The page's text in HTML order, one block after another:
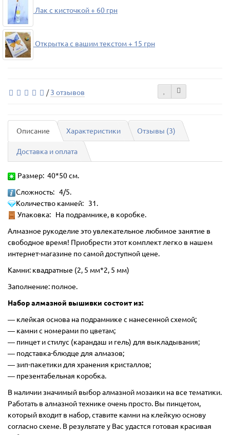
Лак с кисточкой + 60 грн
Открытка с вашим текстом + 15 грн
/3 отзывов
Описание Характеристики Отзывы (3)
Доставка и оплата
Размер: 40*50 см.
Сложность: 4/5.
Количество камней: 31.
Упаковка: На подрамнике, в коробке.
Алмазное рукоделие это увлекательное любимое занятие в
свободное время! Приобрести этот комплект легко в нашем
интернет-магазине по самой доступной цене.
Камни: квадратные (2, 5 мм*2, 5 мм)
Заполнение: полное.
Набор алмазной вышивки состоит из:
― клейкая основа на подрамнике с нанесенной схемой;
― камни с номерами по цветам;
― пинцет и стилус (карандаш и гель) для выкладывания;
― подставка-блюдце для алмазов;
― зип-пакетики для хранения кристаллов;
― презентабельная коробка.
В наличии значимый выбор алмазной мозаики на все тематики.
Работать в алмазной технике очень просто. Вы пинцетом,
который входит в набор, ставите камни на клейкую основу
согласно схеме. В результате у Вас удастся готовая красивая